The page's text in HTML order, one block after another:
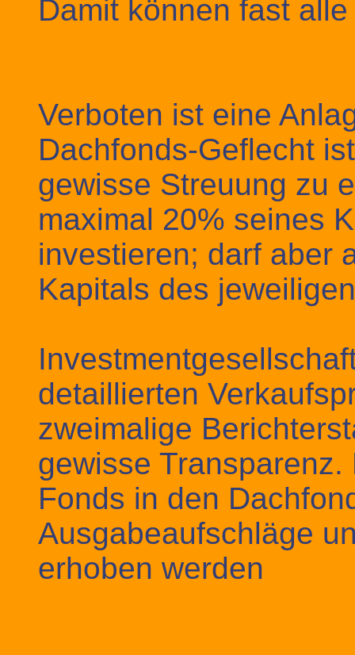
Damit können fast
Verboten ist eine
Dachfonds-Geflecht
gewisse Streuung zu
maximal 20% seines
investieren; darf aber
Kapitals des
detaillierten
zweimalige
gewisse
Fonds in den
Ausgabeaufschläge
erhoben werden